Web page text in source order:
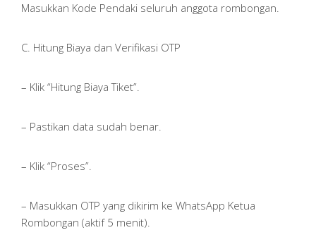
Masukkan Kode Pendaki seluruh anggota rombongan.
C. Hitung Biaya dan Verifikasi OTP
– Klik “Hitung Biaya Tiket”.
– Pastikan data sudah benar.
– Klik “Proses”.
– Masukkan OTP yang dikirim ke WhatsApp Ketua
Rombongan (aktif 5 menit).